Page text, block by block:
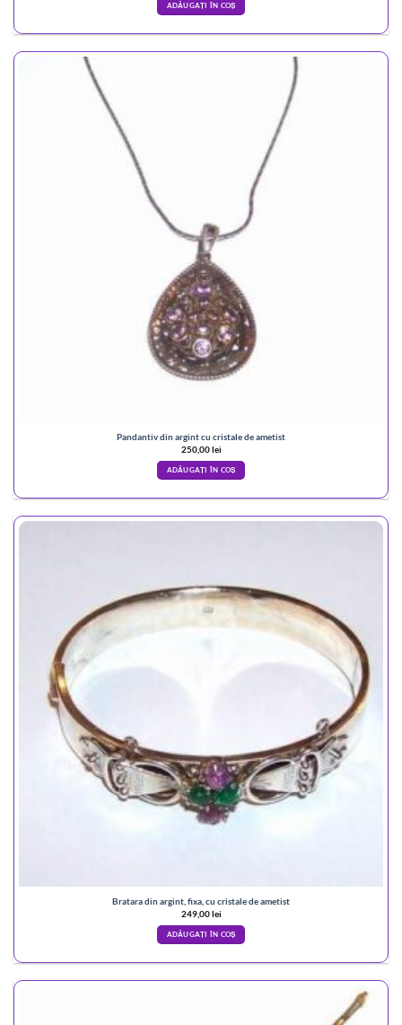
ADĂUGAȚI ÎN COȘ
Pandantiv din argint cu cristale de ametist
250,00lei
ADĂUGAȚI ÎN COȘ
Bratara din argint, fixa, cu cristale de ametist
249,00lei
ADĂUGAȚI ÎN COȘ